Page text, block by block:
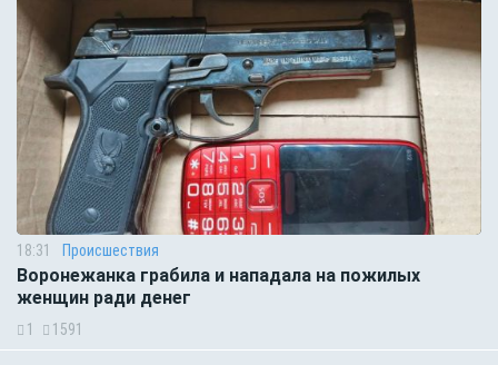
18:31 Происшествия
Воронежанка грабила и нападала на пожилых
женщин ради денег
1 1591